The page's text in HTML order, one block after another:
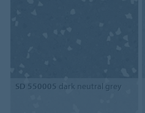
SD 550005 dark neutral grey